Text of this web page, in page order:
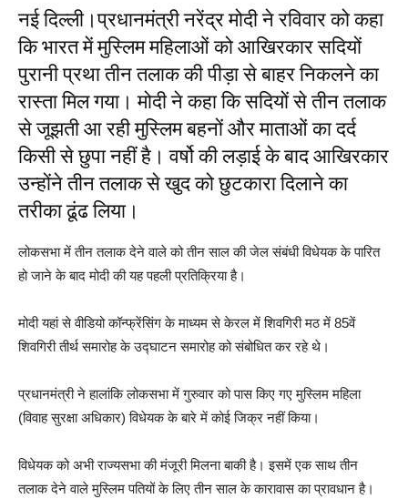
नई दिल्ली।प्रधानमंत्री नरेंद्र मोदी ने रविवार को कहा
कि भारत में मुस्लिम महिलाओं को आखिरकार सदियों
पुरानी प्रथा तीन तलाक की पीड़ा से बाहर निकलने का
रास्ता मिल गया। मोदी ने कहा कि सदियों से तीन तलाक
से जूझती आ रही मुस्लिम बहनों और माताओं का दर्द
किसी से छुपा नहीं है। वर्षो की लड़ाई के बाद आखिरकार
उन्होंने तीन तलाक से खुद को छुटकारा दिलाने का
तरीका ढूंढ लिया।
लोकसभा में तीन तलाक देने वाले को तीन साल की जेल संबंधी विधेयक के पारित
हो जाने के बाद मोदी की यह पहली प्रतिक्रिया है।
मोदी यहां से वीडियो कॉन्फ्रेंसिंग के माध्यम से केरल में शिवगिरी मठ में 85वें
शिवगिरी तीर्थ समारोह के उद्घाटन समारोह को संबोधित कर रहे थे।
प्रधानमंत्री ने हालांकि लोकसभा में गुरुवार को पास किए गए मुस्लिम महिला
(विवाह सुरक्षा अधिकार) विधेयक के बारे में कोई जिक्र नहीं किया।
विधेयक को अभी राज्यसभा की मंजूरी मिलना बाकी है। इसमें एक साथ तीन
तलाक देने वाले मुस्लिम पतियों के लिए तीन साल के कारावास का प्रावधान है।